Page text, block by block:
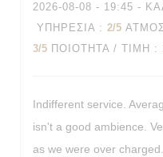
2026-08-08 - 19:45 -
ΥΠΗΡΕΣΊΑ : 2/5
3/5 ΠΟΙΌΤΗΤΑ / ΤΙΜΉ :
Indifferent service.
isn't a good ambience.
as we were over charged.